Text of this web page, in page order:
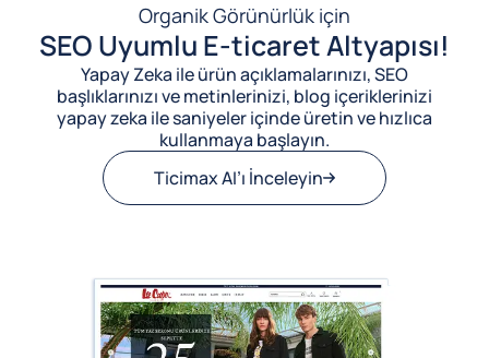
Organik Görünürlük için
SEO Uyumlu E-ticaret Altyapısı!
Yapay Zeka ile ürün açıklamalarınızı, SEO
başlıklarınızı ve metinlerinizi, blog içeriklerinizi
yapay zeka ile saniyeler içinde üretin ve hızlıca
kullanmaya başlayın.
Ticimax AI’ı İnceleyin